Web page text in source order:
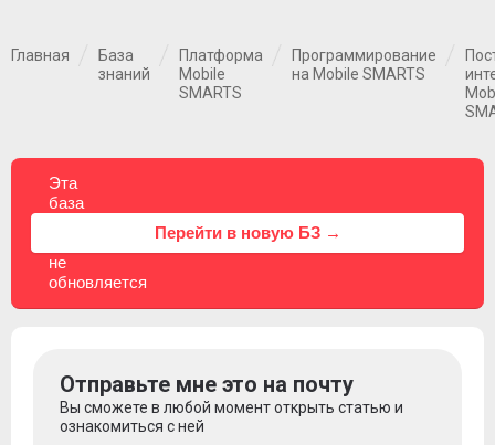
Главная
База
знаний
Платформа
Mobile
SMARTS
Программирование
на Mobile SMARTS
Эта
база
не
обновляется
Перейти в новую БЗ →
Отправьте мне это на почту
Вы сможете в любой момент открыть статью и
ознакомиться с ней